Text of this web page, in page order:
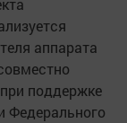
аппарата
поддержке
Федерального